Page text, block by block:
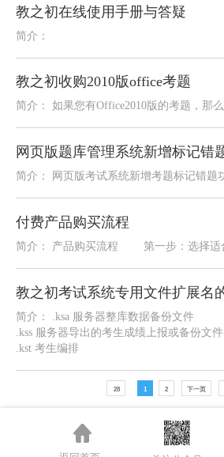
教之初在线使用手册与答疑
简介：
教之初收购2010版office考题
付费产品购买流程
简介： .ksa 服务器整库数据备份文件
.kss 服务器导出的考生成绩上报或备份文件
.kst 考生编排
28 1 2 下一页